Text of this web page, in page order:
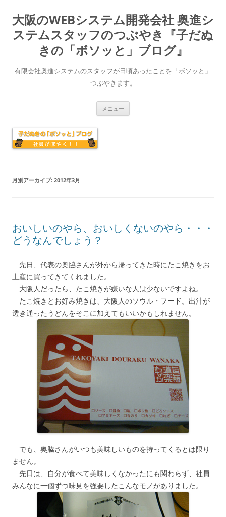
大阪のWEBシステム開発会社 奥進シ
ステムスタッフのつぶやき『子だぬ
きの「ボソッと」ブログ』
有限会社奥進システムのスタッフが日頃あったことを「ボソッと」
つぶやきます。
メニュー
月別アーカイブ: 2012年3月
おいしいのやら、おいしくないのやら・・・
どうなんでしょう？
先日、代表の奥脇さんが外から帰ってきた時にたこ焼きをお
土産に買ってきてくれました。
大阪人だったら、たこ焼きが嫌いな人は少ないですよね。
たこ焼きとお好み焼きは、大阪人のソウル・フード。出汁が
透き通ったうどんをそこに加えてもいいかもしれません。
でも、奥脇さんがいつも美味しいものを持ってくるとは限り
ません。
先日は、自分が食べて美味しくなかったにも関わらず、社員
みんなに一個ずつ味見を強要したこんなモノがありました。